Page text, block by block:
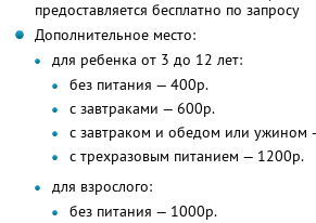
предоставляется бесплатно по запросу
Дополнительное место:
для ребенка от 3 до 12 лет:
без питания — 400р.
с завтраками — 600р.
с завтраком и обедом или ужином
с трехразовым питанием — 1200р.
для взрослого:
без питания — 1000р.